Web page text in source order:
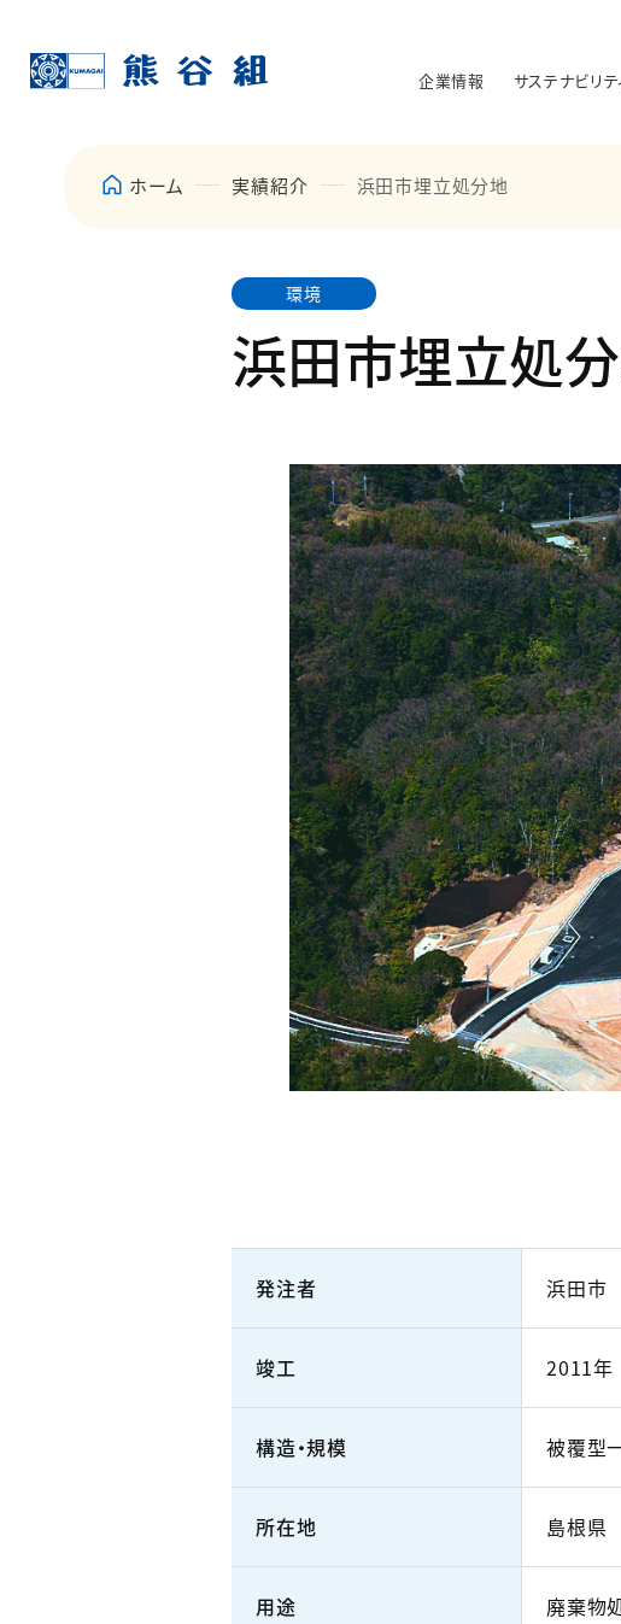
企業情報 サステナビリテ
ホーム 実績紹介 浜田市埋立処分地
環境
浜田市埋立処
発注者 浜田市
竣工 2011年
構造・規模 被覆型
所在地 島根県
用途 廃棄物